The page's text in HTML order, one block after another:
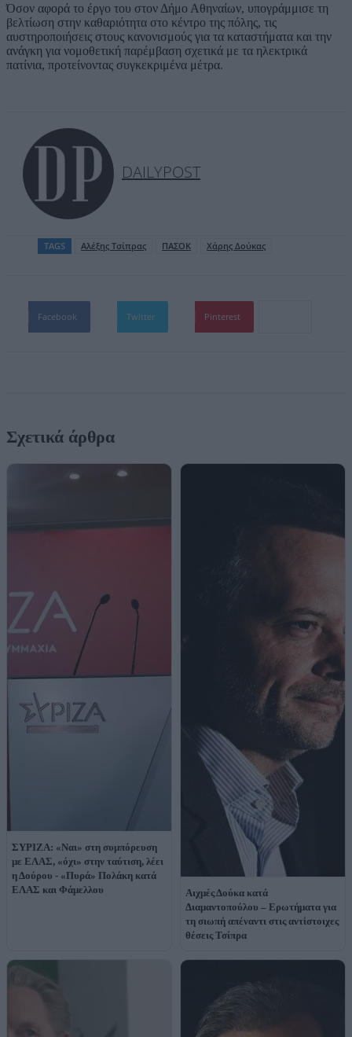
Όσον αφορά το έργο του στον Δήμο Αθηναίων, υπογράμμισε τη
βελτίωση στην καθαριότητα στο κέντρο της πόλης, τις
αυστηροποιήσεις στους κανονισμούς για τα καταστήματα και την
ανάγκη για νομοθετική παρέμβαση σχετικά με τα ηλεκτρικά
πατίνια, προτείνοντας συγκεκριμένα μέτρα.
DAILYPOST
TAGS Aλέξης Τσίπρας ΠΑΣΟΚ Χάρης Δούκας
Facebook Twitter Pinterest
Σχετικά άρθρα
ΣΥΡΙΖΑ: «Ναι» στη συμπόρευση
με ΕΛΑΣ, «όχι» στην ταύτιση, λέει
η Δούρου - «Πυρά» Πολάκη κατά
ΕΛΑΣ και Φάμελλου
Αιχμές Δούκα κατά
Διαμαντοπούλου – Ερωτήματα για
τη σιωπή απέναντι στις αντίστοιχες
θέσεις Τσίπρα